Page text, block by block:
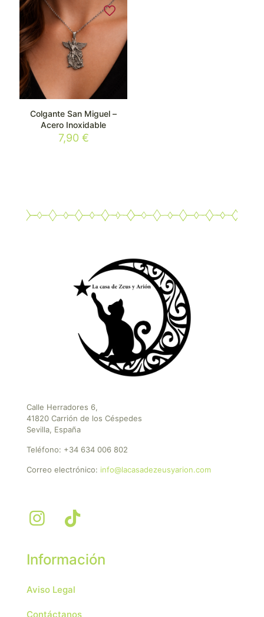
Colgante San Miguel –
Acero Inoxidable
7,90 €
Calle Herradores 6,
41820 Carrión de los Céspedes
Sevilla, España
Teléfono: +34 634 006 802
Correo electrónico: info@lacasadezeusyarion.com
Información
Aviso Legal
Contáctanos